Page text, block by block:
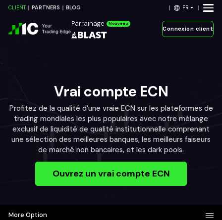
CLIENT PARTNERS BLOG FR
Parrainage Nouveau
Connexion client
Vrai compte ECN
Profitez de la qualité d'une vraie ECN sur les plateformes de
trading mondiales les plus populaires avec notre mélange
exclusif de liquidité de qualité institutionnelle comprenant
une sélection des meilleures banques, les meilleurs faiseurs
de marché non bancaires, et les dark pools.
Ouvrez un vrai compte ECN
More Option